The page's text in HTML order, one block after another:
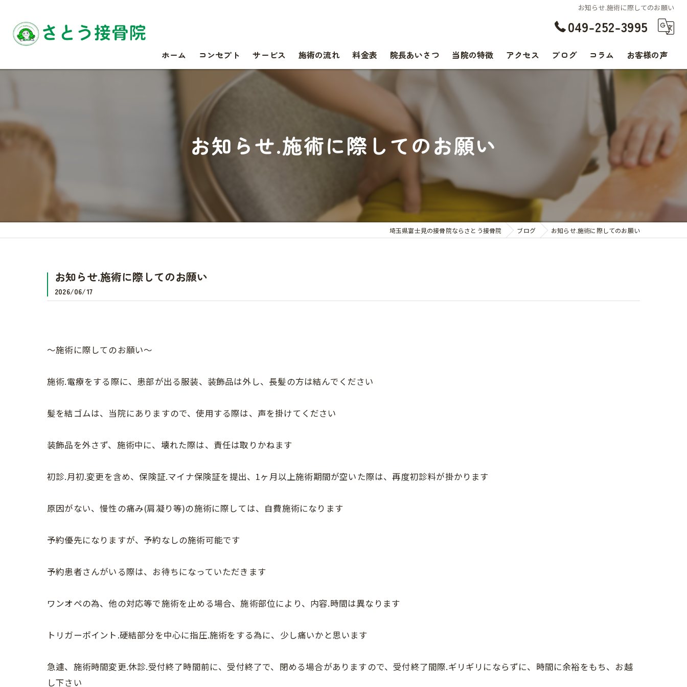
お知らせ.施術に際してのお願い
049-252-3995
ホーム コンセプト サービス 施術の流れ 料金表 院長あいさつ 当院の特徴
肩こり
スポーツ
アクセス ブログ コラム お客様の声
お知らせ.施術に際してのお願い
埼玉県富士見の接骨院ならさとう接骨院 ブログ お知らせ.施術に際してのお願い
お知らせ.施術に際してのお願い
2026/06/17
〜施術に際してのお願い〜
施術.電療をする際に、患部が出る服装、装飾品は外し、長髪の方は結んでください
髪を結ゴムは、当院にありますので、使用する際は、声を掛けてください
装飾品を外さず、施術中に、壊れた際は、責任は取りかねます
初診.月初.変更を含め、保険証.マイナ保険証を提出、1ヶ月以上施術期間が空いた際は、再度初診料が掛かります
原因がない、慢性の痛み(肩凝り等)の施術に際しては、自費施術になります
予約優先になりますが、予約なしの施術可能です
予約患者さんがいる際は、お待ちになっていただきます
ワンオペの為、他の対応等で施術を止める場合、施術部位により、内容.時間は異なります
トリガーポイント.硬結部分を中心に指圧.施術をする為に、少し痛いかと思います
急遽、施術時間変更.休診.受付終了時間前に、受付終了で、閉める場合がありますので、受付終了間際.ギリギリにならずに、時間に余裕をもち、お越
し下さい